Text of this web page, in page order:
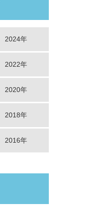
2024年
2022年
2020年
2018年
2016年